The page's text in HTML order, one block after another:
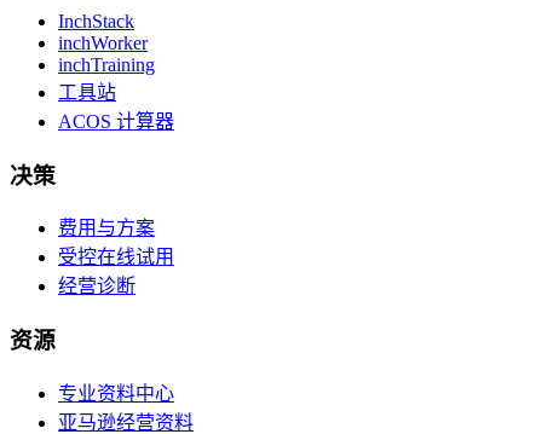
InchStack
inchWorker
inchTraining
工具站
ACOS 计算器
决策
费用与方案
受控在线试用
经营诊断
资源
专业资料中心
亚马逊经营资料